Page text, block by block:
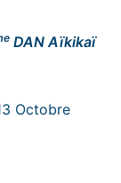
DAN Aïkikaï
Octobre